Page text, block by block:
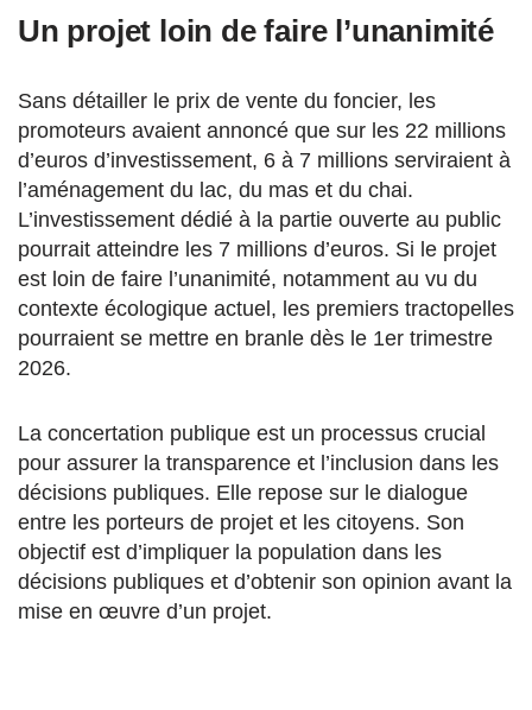
Un projet loin de faire l’unanimité
Sans détailler le prix de vente du foncier, les
promoteurs avaient annoncé que sur les 22 millions
d’euros d’investissement, 6 à 7 millions serviraient à
l’aménagement du lac, du mas et du chai.
L’investissement dédié à la partie ouverte au public
pourrait atteindre les 7 millions d’euros. Si le projet
est loin de faire l’unanimité, notamment au vu du
contexte écologique actuel, les premiers tractopelles
pourraient se mettre en branle dès le 1er trimestre
2026.
La concertation publique est un processus crucial
pour assurer la transparence et l’inclusion dans les
décisions publiques. Elle repose sur le dialogue
entre les porteurs de projet et les citoyens. Son
objectif est d’impliquer la population dans les
décisions publiques et d’obtenir son opinion avant la
mise en œuvre d’un projet.